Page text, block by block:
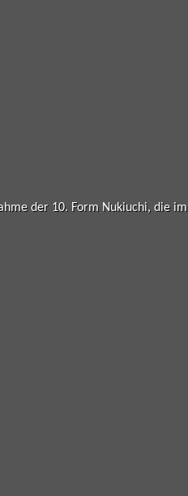
der 10. Form Nukiuchi, die im